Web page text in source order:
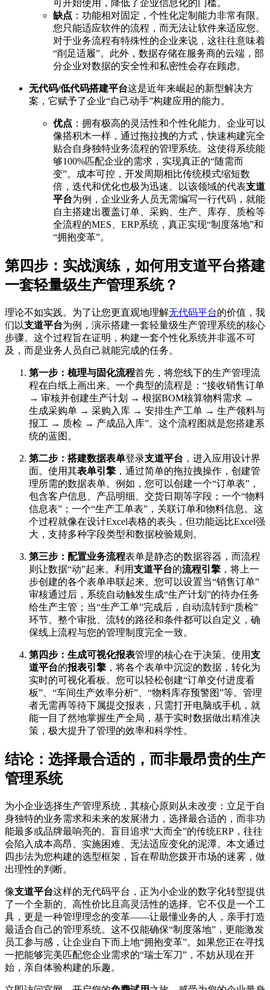
可开始使用，降低了企业信息化的门槛。
缺点 ：功能相对固定，个性化定制能力非常有限。
您只能适应软件的流程，而无法让软件来适应您。
对于业务流程有特殊性的企业来说，这往往意味着
“削足适履”。此外，数据存储在服务商的云端，部
分企业对数据的安全性和私密性会存在顾虑。
无代码/低代码搭建平台这是近年来崛起的新型解决方
案，它赋予了企业“自己动手”构建应用的能力。
优点 ：拥有极高的灵活性和个性化能力。企业可以
像搭积木一样，通过拖拉拽的方式，快速构建完全
贴合自身独特业务流程的管理系统。这使得系统能
够100%匹配企业的需求，实现真正的“随需而
变”。成本可控，开发周期相比传统模式缩短数
倍，迭代和优化也极为迅速。以该领域的代表支道
平台为例，企业业务人员无需编写一行代码，就能
自主搭建出覆盖订单、采购、生产、库存、质检等
全流程的MES、ERP系统，真正实现“制度落地”和
“拥抱变革”。
第四步：实战演练，如何用支道平台搭建
一套轻量级生产管理系统？
理论不如实践。为了让您更直观地理解无代码平台的价值，我
们以支道平台为例，演示搭建一套轻量级生产管理系统的核心
步骤。这个过程旨在证明，构建一套个性化系统并非遥不可
及，而是业务人员自己就能完成的任务。
第一步：梳理与固化流程首先，将您线下的生产管理流
程在白纸上画出来。一个典型的流程是：“接收销售订单
→ 审核并创建生产计划 → 根据BOM核算物料需求 →
生成采购单 → 采购入库 → 安排生产工单 → 生产领料与
报工 → 质检 → 产成品入库”。这个流程图就是您搭建系
统的蓝图。
第二步：搭建数据表单登录支道平台 ，进入应用设计界
面。使用其表单引擎 ，通过简单的拖拉拽操作，创建管
理所需的数据表单。例如，您可以创建一个“订单表”，
包含客户信息、产品明细、交货日期等字段；一个“物料
信息表”；一个“生产工单表”，关联订单和物料信息。这
个过程就像在设计Excel表格的表头，但功能远比Excel强
大，支持多种字段类型和数据校验规则。
第三步：配置业务流程表单是静态的数据容器，而流程
则让数据“动”起来。利用支道平台的流程引擎 ，将上一
步创建的各个表单串联起来。您可以设置当“销售订单”
审核通过后，系统自动触发生成“生产计划”的待办任务
给生产主管；当“生产工单”完成后，自动流转到“质检”
环节。整个审批、流转的路径和条件都可以自定义，确
保线上流程与您的管理制度完全一致。
第四步：生成可视化报表管理的核心在于决策。使用支
道平台的报表引擎 ，将各个表单中沉淀的数据，转化为
实时的可视化看板。您可以轻松创建“订单交付进度看
板”、“车间生产效率分析”、“物料库存预警图”等。管理
者无需再等待下属提交报表，只需打开电脑或手机，就
能一目了然地掌握生产全局，基于实时数据做出精准决
策，极大提升了管理的效率和科学性。
结论：选择最合适的，而非最昂贵的生产
管理系统
为小企业选择生产管理系统，其核心原则从未改变：立足于自
身独特的业务需求和未来的发展潜力，选择最合适的，而非功
能最多或品牌最响亮的。盲目追求“大而全”的传统ERP，往往
会陷入成本高昂、实施困难、无法适应变化的泥潭。本文通过
四步法为您构建的选型框架，旨在帮助您拨开市场的迷雾，做
出理性的判断。
像支道平台这样的无代码平台，正为小企业的数字化转型提供
了一个全新的、高性价比且高灵活性的选择。它不仅是一个工
具，更是一种管理理念的变革——让最懂业务的人，亲手打造
最适合自己的管理系统。这不仅能确保“制度落地”，更能激发
员工参与感，让企业自下而上地“拥抱变革”。如果您正在寻找
一把能够完美匹配您企业需求的“瑞士军刀”，不妨从现在开
始，亲自体验构建的乐趣。